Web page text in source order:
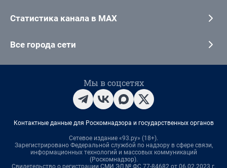
Статистика канала в MAX
Все города сети
Мы в соцсетях
Контактные данные для Роскомнадзора и государственных органов
Сетевое издание «93.ру» (18+).
Зарегистрировано Федеральной службой по надзору в сфере связи,
информационных технологий и массовых коммуникаций
(Роскомнадзор).
Свидетельство о регистрации СМИ ЭЛ № ФС 77-84682 от 06.02.2023 г.